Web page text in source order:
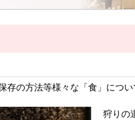
存の方法等様々な「食」につ
狩りの